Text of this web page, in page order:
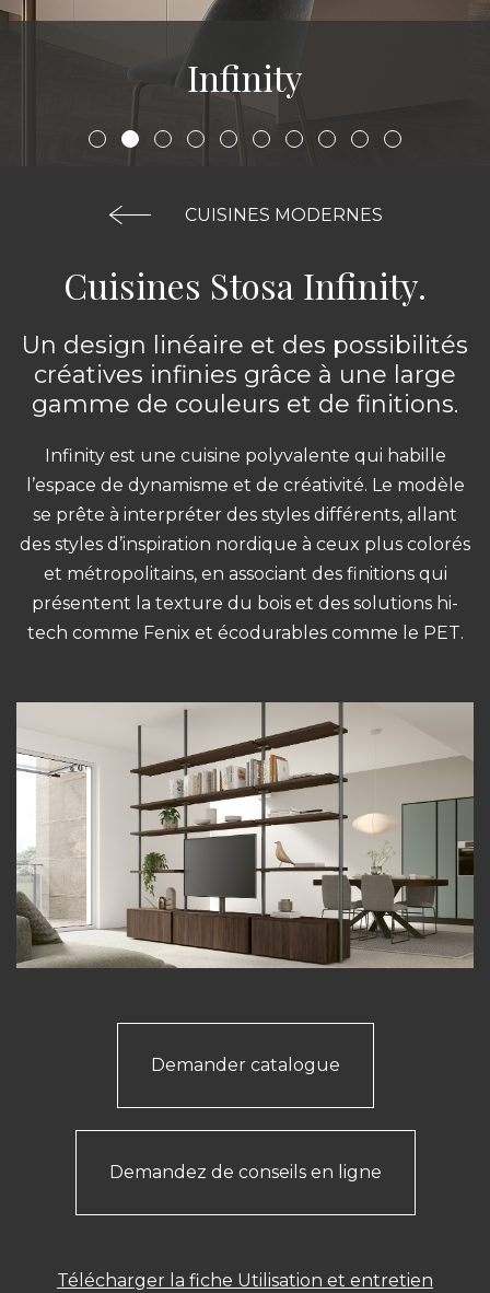
Infinity
CUISINES MODERNES
Cuisines Stosa Infinity.
Un design linéaire et des possibilités
créatives infinies grâce à une large
gamme de couleurs et de finitions.
Infinity est une cuisine polyvalente qui habille
l’espace de dynamisme et de créativité. Le modèle
se prête à interpréter des styles différents, allant
des styles d’inspiration nordique à ceux plus colorés
et métropolitains, en associant des finitions qui
présentent la texture du bois et des solutions hi-
tech comme Fenix et écodurables comme le PET.
Demander catalogue
Demandez de conseils en ligne
Télécharger la fiche Utilisation et entretien